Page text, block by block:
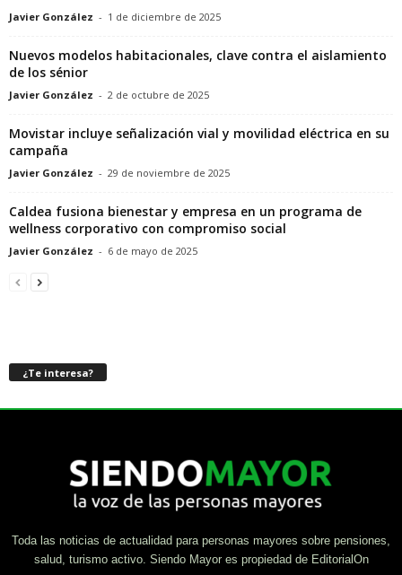
Javier González - 1 de diciembre de 2025
Nuevos modelos habitacionales, clave contra el aislamiento
de los sénior
Javier González - 2 de octubre de 2025
Movistar incluye señalización vial y movilidad eléctrica en su
campaña
Javier González - 29 de noviembre de 2025
Caldea fusiona bienestar y empresa en un programa de
wellness corporativo con compromiso social
Javier González - 6 de mayo de 2025
¿Te interesa?
Toda las noticias de actualidad para personas mayores sobre pensiones,
salud, turismo activo. Siendo Mayor es propiedad de EditorialOn